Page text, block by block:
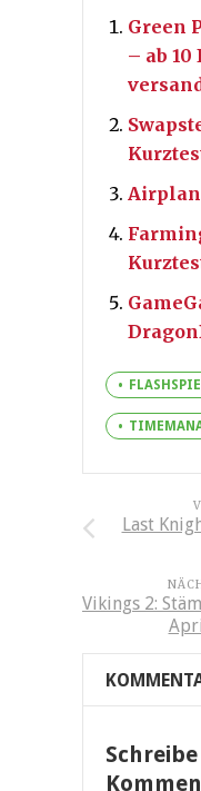
Green
– ab 10
Last
Vikings 2: